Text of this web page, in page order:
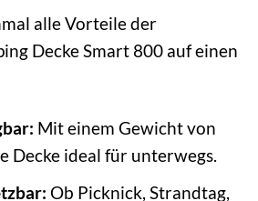
alle Vorteile der
Decke Smart 800 auf einen
Mit einem Gewicht von
Decke ideal für unterwegs.
Ob Picknick, Strandtag,